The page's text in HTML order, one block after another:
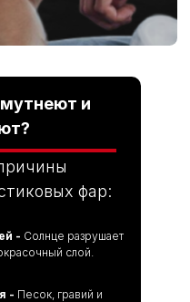
- Песок, гравий и
- Солнце разрушает
слой.
фар:
и